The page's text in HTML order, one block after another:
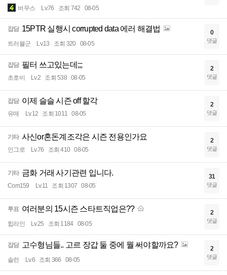
버무스 Lv.76 조회 742 08-05
잡담 15PTR 실행시 corrupted data 에러 해결법
트러블군 Lv.13 조회 320 08-05
0
댓글
잡담 필터 쓰고있는데;;;
초호비 Lv.2 조회 538 08-05
2
댓글
잡담 이제 슬슬 시즌 off 할각
유매 Lv.12 조회 1011 08-05
2
댓글
기타 사신or혼돈계조각은 시즌 전용인가요
인그로 Lv.76 조회 410 08-05
2
댓글
기타 금화 거래 사기관련 입니다.
Com159 Lv.11 조회 1307 08-05
31
댓글
투표 여러분의 15시즌 스타트직업은??
힙라인 Lv.25 조회 1184 08-05
2
댓글
잡담 고수형님들.. 고르 장갑 둘 중에 뭘 써야할까요?
솔런 Lv.6 조회 366 08-05
2
댓글